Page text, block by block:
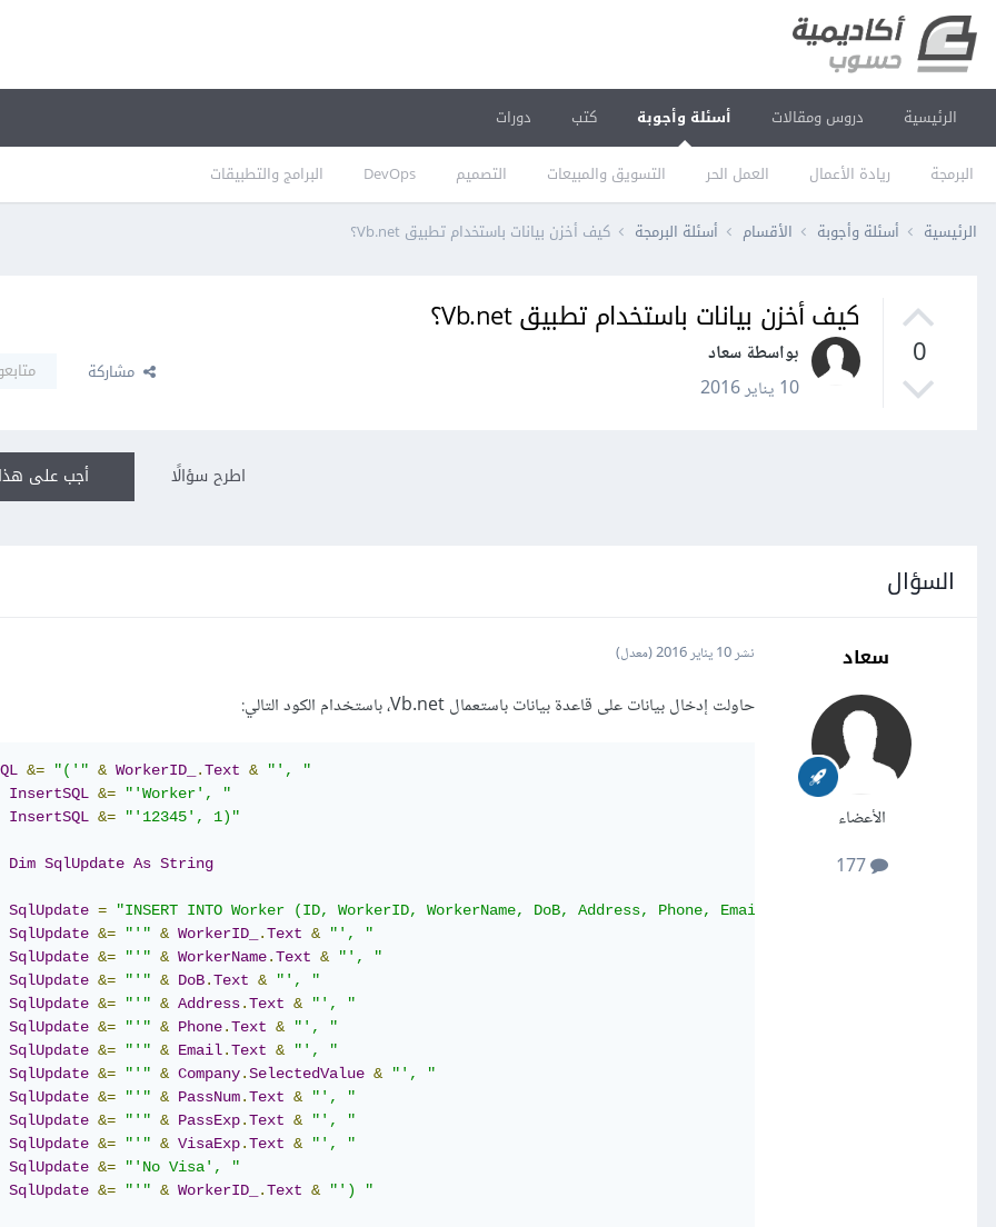
الرئيسية دروس ومقالات أسئلة وأجوبة
البرمجة ريادة الأعمال العمل الحر التسويق والمبيعات التصميم DevOps البرامج والتطبيقات
كتب دورات
الرئيسية أسئلة وأجوبة الأقسام أسئلة البرمجة كيف أخزن بيانات باستخدام تطبيق Vb.net؟
0
كيف أخزن بيانات باستخدام تطبيق Vb.net؟
بواسطة سعاد
10 يناير 2016
مشاركة
أجب على اطرح سؤالًا
السؤال
سعاد
الأعضاء
177
نشر10 يناير 2016 (معدل)
حاولت إدخال بيانات على قاعدة بيانات باستعمال Vb.net، باستخدام الكود التالي:
&= "('" & WorkerID_ .Text &
"', "
InsertSQL &=
"'Worker', "
InsertSQL &= "'12345', 1)"
Dim SqlUpdate As String
SqlUpdate =
"INSERT INTO Worker (ID, WorkerID, WorkerName, DoB, Address, Phone, Email, CompanyName,
SqlUpdate &= "'" & WorkerID_ .Text &
"', "
SqlUpdate &= "'" & WorkerName.Text &
"', "
SqlUpdate &= "'" & DoB.Text &
"', "
SqlUpdate &= "'" & Address.Text &
"', "
SqlUpdate &= "'" & Phone.Text &
"', "
SqlUpdate &= "'" & Email.Text &
"', "
SqlUpdate &= "'" & Company.SelectedValue &
"', "
SqlUpdate &= "'" & PassNum.Text &
"', "
SqlUpdate &= "'" & PassExp.Text &
"', "
SqlUpdate &= "'" & VisaExp.Text &
"', "
SqlUpdate &=
"'No Visa', "
SqlUpdate &= "'" & WorkerID_ .Text & "') "